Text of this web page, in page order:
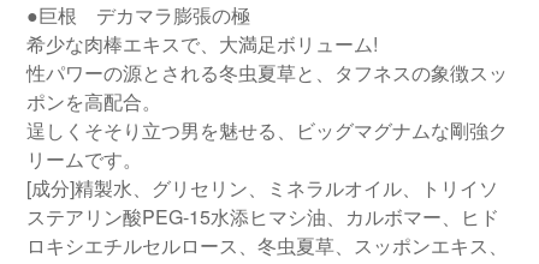
●巨根 デカマラ膨張の極
希少な肉棒エキスで、大満足ボリューム!
性パワーの源とされる冬虫夏草と、タフネスの象徴スッ
ポンを高配合。
逞しくそそり立つ男を魅せる、ビッグマグナムな剛強ク
リームです。
[成分]精製水、グリセリン、ミネラルオイル、トリイソ
ステアリン酸PEG-15水添ヒマシ油、カルボマー、ヒド
ロキシエチルセルロース、冬虫夏草、スッポンエキス、